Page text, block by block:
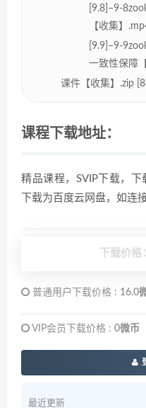
[9.8]–9-
【收集】
[9.9]–9-
一致性保障
课件【收集】.zip
课程下载地址：
精品课程，SVIP下载，
下载为百度云网盘，如连
下载价格
普通用户下载价格 : 16.0
VIP会员下载价格 : 0微币
最近更新